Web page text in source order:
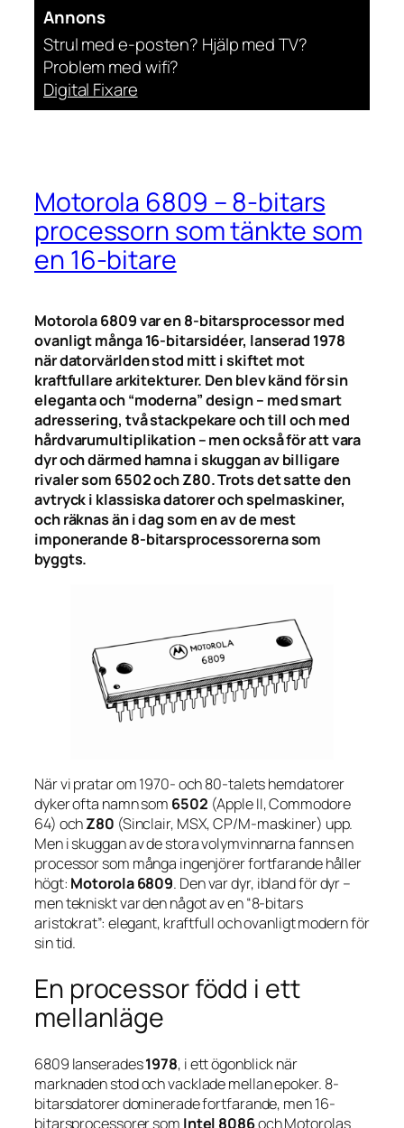
Annons
Strul med e-posten? Hjälp med TV?
Problem med wifi?
Digital Fixare
Motorola 6809 – 8-bitars
processorn som tänkte som
en 16-bitare
Motorola 6809 var en 8-bitarsprocessor med
ovanligt många 16-bitarsidéer, lanserad 1978
när datorvärlden stod mitt i skiftet mot
kraftfullare arkitekturer. Den blev känd för sin
eleganta och “moderna” design – med smart
adressering, två stackpekare och till och med
hårdvarumultiplikation – men också för att vara
dyr och därmed hamna i skuggan av billigare
rivaler som 6502 och Z80. Trots det satte den
avtryck i klassiska datorer och spelmaskiner,
och räknas än i dag som en av de mest
imponerande 8-bitarsprocessorerna som
byggts.
När vi pratar om 1970- och 80-talets hemdatorer
dyker ofta namn som 6502 (Apple II, Commodore
64) ochZ80 (Sinclair, MSX, CP/M-maskiner) upp.
Men i skuggan av de stora volymvinnarna fanns en
processor som många ingenjörer fortfarande håller
högt: Motorola 6809. Den var dyr, ibland för dyr –
men tekniskt var den något av en “8-bitars
aristokrat”: elegant, kraftfull och ovanligt modern för
sin tid.
En processor född i ett
mellanläge
6809 lanserades1978, i ett ögonblick när
marknaden stod och vacklade mellan epoker. 8-
bitarsdatorer dominerade fortfarande, men 16-
bitarsprocessorer som Intel 8086och Motorolas